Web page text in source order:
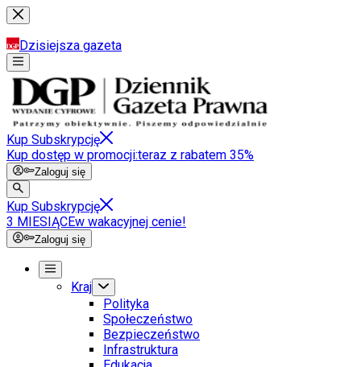
Dzisiejsza gazeta
Kup Subskrypcję
Kup dostęp w promocji:teraz z rabatem 35%
Zaloguj się
Kup Subskrypcję
3 MIESIĄCEw wakacyjnej cenie!
Zaloguj się
Kraj
Polityka
Społeczeństwo
Bezpieczeństwo
Infrastruktura